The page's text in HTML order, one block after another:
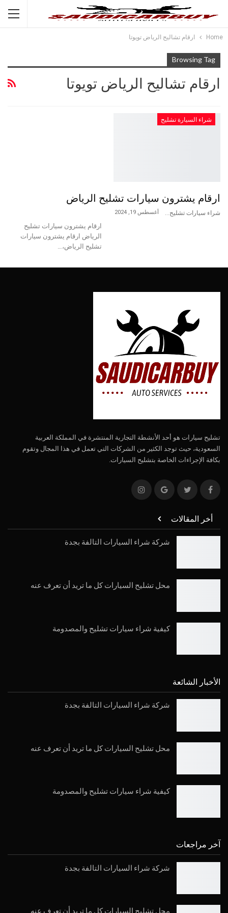
Home ارقام تشاليح الرياض تويوتا
Browsing Tag
ارقام تشاليح الرياض تويوتا
شراء السيارة تشليح
ارقام يشترون سيارات تشليح الرياض
أغسطس 19, 2024
ارقام يشترون سيارات تشليح
الرياض ارقام يشترون سيارات
تشليح الرياض،…
تشليح سيارات هو أحد الأنشطة التجارية المنتشرة في المملكة العربية
السعودية، حيث توجد الكثير من الشركات التي تعمل في هذا المجال وتقوم
بكافة الإجراءات الخاصة بتشليح السيارات.
أخر المقالات
شركة شراء السيارات التالفة بجدة
محل تشليح السيارات كل ما تريد أن تعرف عنه
كيفية شراء سيارات تشليح والمصدومة
الأخبار الشائعة
شركة شراء السيارات التالفة بجدة
محل تشليح السيارات كل ما تريد أن تعرف عنه
كيفية شراء سيارات تشليح والمصدومة
آخر مراجعات
شركة شراء السيارات التالفة بجدة
محل تشليح السيارات كل ما تريد أن تعرف عنه